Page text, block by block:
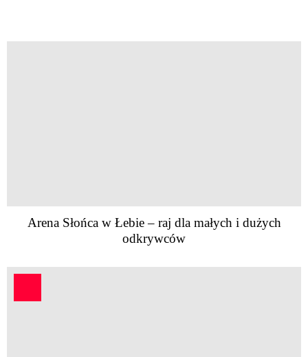
Arena Słońca w Łebie – raj dla małych i dużych
odkrywców